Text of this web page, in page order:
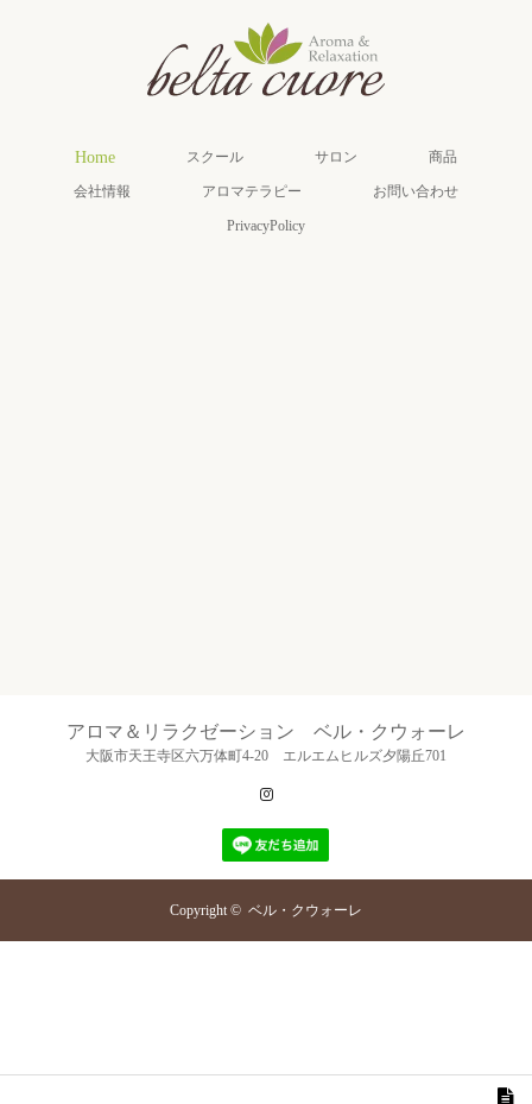
Home スクール サロン 商品
会社情報 アロマテラピー お問い合わせ
PrivacyPolicy
アロマ＆リラクゼーション ベル・クウォーレ
大阪市天王寺区六万体町4-20 エルエムヒルズ夕陽丘701
Copyright © ベル・クウォーレ